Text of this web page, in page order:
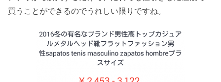
買うことができるのでうれしい限りですね。